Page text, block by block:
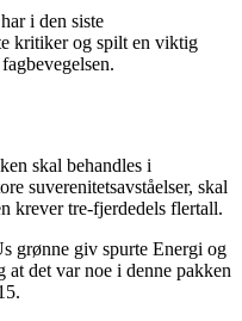
i den siste
kritiker og spilt en viktig
skal behandles i
suverenitetsavståelser, skal
krever tre-fjerdedels flertall.
grønne giv spurte Energi og
at det var noe i denne pakken